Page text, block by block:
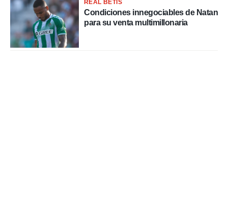
REAL BETIS
Condiciones innegociables de Natan
para su venta multimillonaria